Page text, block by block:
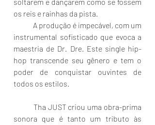
os reis e rainhas da pista.
A produção é impecável, com um
instrumental sofisticado que evoca a
maestria de Dr. Dre. Este single hip-
hop transcende seu gênero e tem o
poder de conquistar ouvintes de
todos os estilos.
sonora que é tanto um tributo às